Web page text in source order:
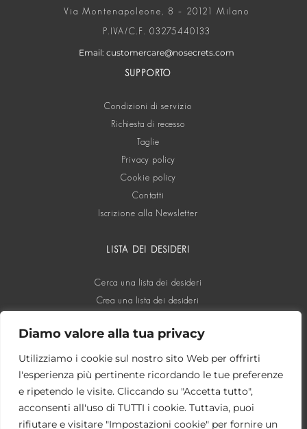
Diamo valore alla tua privacy
Utilizziamo i cookie sul nostro sito Web per offrirti
l'esperienza più pertinente ricordando le tue preferenze
e ripetendo le visite. Cliccando su "Accetta tutto",
acconsenti all'uso di TUTTI i cookie. Tuttavia, puoi
rifiutare e visitare "Impostazioni cookie" per fornire un
Via Montenapoleone, 8 – 20121 Milano
P.IVA/C.F. 03275440133
Email: customercare@nosecrets.com
SUPPORTO
Condizioni di servizio
Richiesta di recesso
Taglie
Privacy policy
Cookie policy
Contatti
Iscrizione alla Newsletter
LISTA DEI DESIDERI
Cerca una lista dei desideri
Crea una lista dei desideri
SOCIAL